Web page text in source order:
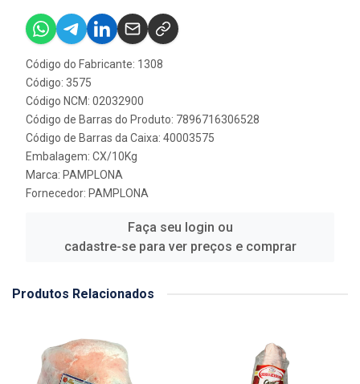
Código do Fabricante: 1308
Código: 3575
Código NCM: 02032900
Código de Barras do Produto: 7896716306528
Código de Barras da Caixa: 40003575
Embalagem: CX/10Kg
Marca: PAMPLONA
Fornecedor: PAMPLONA
Faça seu login ou
cadastre-se para ver preços e comprar
Produtos Relacionados